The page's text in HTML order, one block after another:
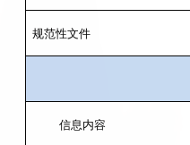
规范性文件
信息内容